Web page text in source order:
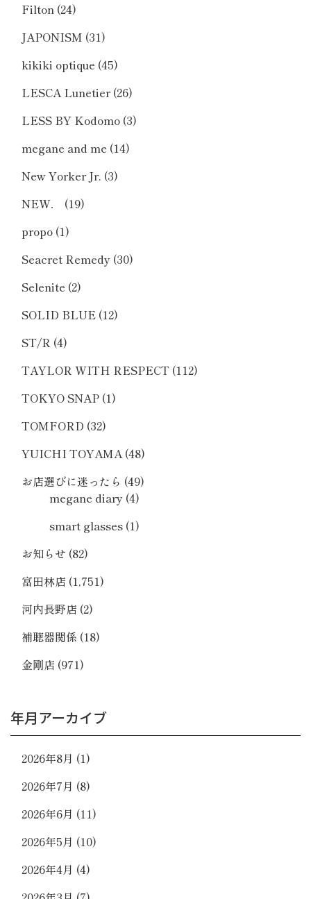
Filton (24)
JAPONISM (31)
kikiki optique (45)
LESCA Lunetier(26)
LESS BY Kodomo (3)
megane and me (14)
New Yorker Jr. (3)
NEW．
(19)
propo (1)
Seacret Remedy (30)
Selenite (2)
SOLID BLUE (12)
ST/R (4)
TAYLOR WITH RESPECT (112)
TOKYO SNAP (1)
TOMFORD (32)
YUICHI TOYAMA(48)
お店選びに迷ったら (49)
megane diary (4)
smart glasses (1)
お知らせ (82)
富田林店 (1,751)
河内長野店 (2)
補聴器関係 (18)
金剛店 (971)
年月アーカイブ
2026年8月 (1)
2026年7月 (8)
2026年6月 (11)
2026年5月 (10)
2026年4月 (4)